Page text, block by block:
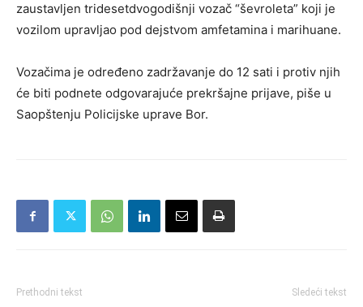
zaustavljen tridesetdvogodišnji vozač “ševroleta” koji je
vozilom upravljao pod dejstvom amfetamina i marihuane.
Vozačima je određeno zadržavanje do 12 sati i protiv njih
će biti podnete odgovarajuće prekršajne prijave, piše u
Saopštenju Policijske uprave Bor.
Prethodni tekst Sledeći tekst